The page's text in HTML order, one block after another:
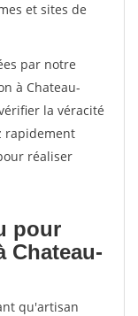
et sites de
par notre
à Chateau-
la véracité
rapidement
réaliser
pour
Chateau-
qu'artisan